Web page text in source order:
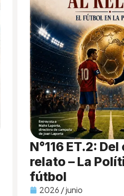
N°116 ET.2:
relato – La
fútbol
2026 / junio